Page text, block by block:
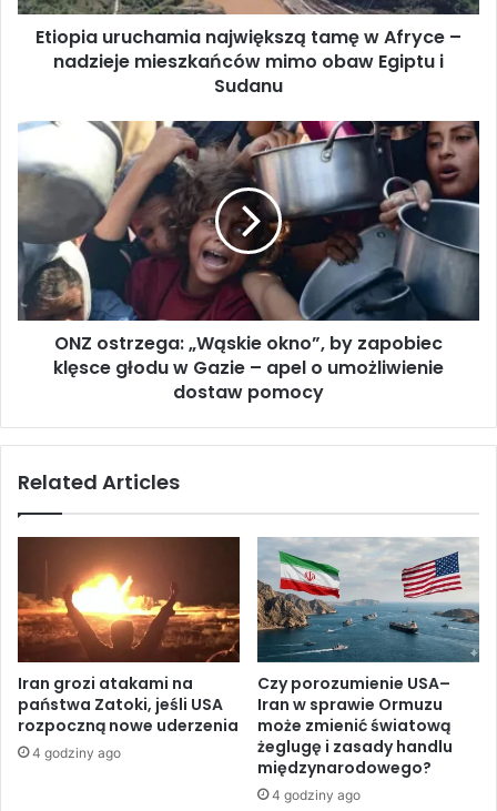
r
m
a
a
w
ę
t
m
r
y
c
e
–
n
a
d
Etiopia uruchamia największą tamę w Afryce –
nadzieje mieszkańców mimo obaw Egiptu i
Sudanu
O
Z
s
t
r
z
e
s
k
n
o
”
,
b
z
ONZ ostrzega: „Wąskie okno”, by zapobiec
klęsce głodu w Gazie – apel o umożliwienie
dostaw pomocy
Related Articles
Iran grozi atakami na
państwa Zatoki, jeśli USA
rozpoczną nowe uderzenia
4 godziny ago
Czy porozumienie USA–
Iran w sprawie Ormuzu
może zmienić światową
żeglugę i zasady handlu
międzynarodowego?
4 godziny ago